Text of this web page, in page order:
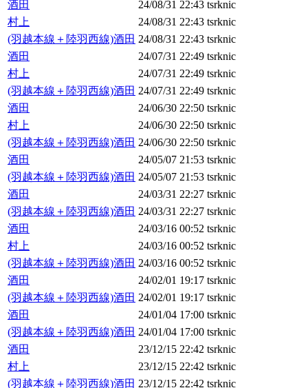
酒田
24/08/31 22:43 tsrknic
村上
24/08/31 22:43 tsrknic
(羽越本線＋陸羽西線)酒田 24/08/31 22:43 tsrknic
酒田
24/07/31 22:49 tsrknic
村上
24/07/31 22:49 tsrknic
(羽越本線＋陸羽西線)酒田 24/07/31 22:49 tsrknic
酒田
24/06/30 22:50 tsrknic
村上
24/06/30 22:50 tsrknic
(羽越本線＋陸羽西線)酒田 24/06/30 22:50 tsrknic
酒田
24/05/07 21:53 tsrknic
(羽越本線＋陸羽西線)酒田 24/05/07 21:53 tsrknic
酒田
24/03/31 22:27 tsrknic
(羽越本線＋陸羽西線)酒田 24/03/31 22:27 tsrknic
酒田
24/03/16 00:52 tsrknic
村上
24/03/16 00:52 tsrknic
(羽越本線＋陸羽西線)酒田 24/03/16 00:52 tsrknic
酒田
24/02/01 19:17 tsrknic
(羽越本線＋陸羽西線)酒田 24/02/01 19:17 tsrknic
酒田
24/01/04 17:00 tsrknic
(羽越本線＋陸羽西線)酒田 24/01/04 17:00 tsrknic
酒田
23/12/15 22:42 tsrknic
村上
23/12/15 22:42 tsrknic
(羽越本線＋陸羽西線)酒田 23/12/15 22:42 tsrknic